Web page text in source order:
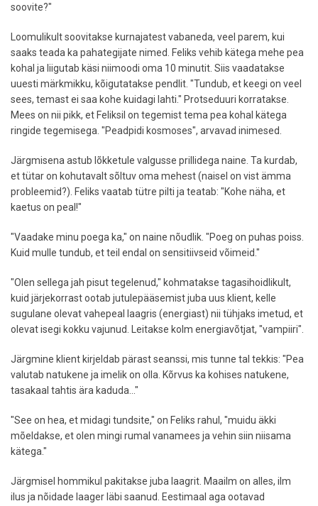
soovite?"
Loomulikult soovitakse kurnajatest vabaneda, veel parem, kui
saaks teada ka pahategijate nimed. Feliks vehib kätega mehe pea
kohal ja liigutab käsi niimoodi oma 10 minutit. Siis vaadatakse
uuesti märkmikku, kõigutatakse pendlit. "Tundub, et keegi on veel
sees, temast ei saa kohe kuidagi lahti." Protseduuri korratakse.
Mees on nii pikk, et Feliksil on tegemist tema pea kohal kätega
ringide tegemisega. "Peadpidi kosmoses", arvavad inimesed.
Järgmisena astub lõkketule valgusse prillidega naine. Ta kurdab,
et tütar on kohutavalt sõltuv oma mehest (naisel on vist ämma
probleemid?). Feliks vaatab tütre pilti ja teatab: "Kohe näha, et
kaetus on peal!"
"Vaadake minu poega ka," on naine nõudlik. "Poeg on puhas poiss.
Kuid mulle tundub, et teil endal on sensitiivseid võimeid."
"Olen sellega jah pisut tegelenud," kohmatakse tagasihoidlikult,
kuid järjekorrast ootab jutulepääsemist juba uus klient, kelle
sugulane olevat vahepeal laagris (energiast) nii tühjaks imetud, et
olevat isegi kokku vajunud. Leitakse kolm energiavõtjat, "vampiiri".
Järgmine klient kirjeldab pärast seanssi, mis tunne tal tekkis: "Pea
valutab natukene ja imelik on olla. Kõrvus ka kohises natukene,
tasakaal tahtis ära kaduda..."
"See on hea, et midagi tundsite," on Feliks rahul, "muidu äkki
mõeldakse, et olen mingi rumal vanamees ja vehin siin niisama
kätega."
Järgmisel hommikul pakitakse juba laagrit. Maailm on alles, ilm
ilus ja nõidade laager läbi saanud. Eestimaal aga ootavad